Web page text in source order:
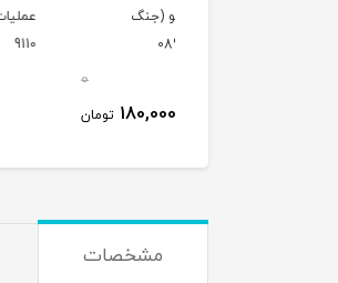
عملیات آتش نشان خانم
9110
190,000
مشخصات